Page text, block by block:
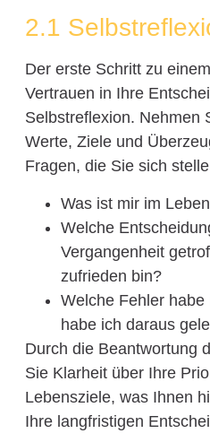
2.1
Der erste Schritt zu
Vertrauen in Ihre
Selbstreflexion. Nehmen
Werte, Ziele und
Fragen, die Sie sich
Was ist mir im
Welche
Vergangenheit
zufrieden bin?
Welche Fehler
habe ich daraus
Durch die Beantwortung
Sie Klarheit über Ihre
Lebensziele, was Ihnen
Ihre langfristigen